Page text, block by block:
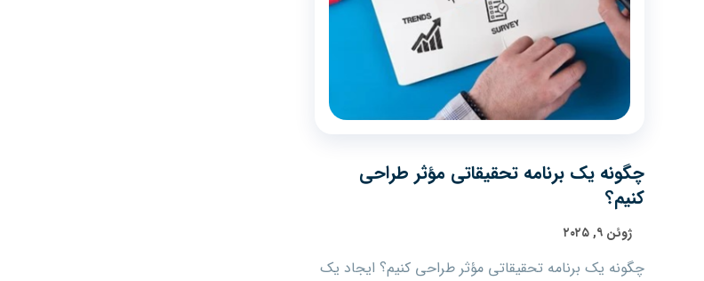
چگونه یک برنامه تحقیقاتی مؤثر طراحی
کنیم؟
ژوئن ۹, ۲۰۲۵
چگونه یک برنامه تحقیقاتی مؤثر طراحی کنیم؟ ایجاد یک